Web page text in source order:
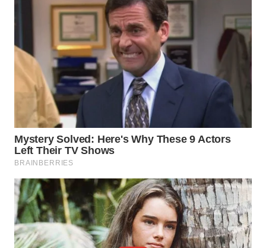
SAMOSIR
PADANG
LAWAS
WN
SUMEDANG
WN
CIANJUR
WN
KEPULAUAN
SERIBU
WN